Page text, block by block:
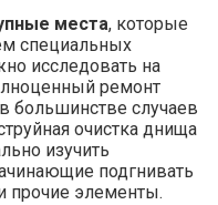
места, которые
специальных
исследовать на
ремонт
большинстве случаев
очистка днища
изучить
подгнивать
прочие элементы.